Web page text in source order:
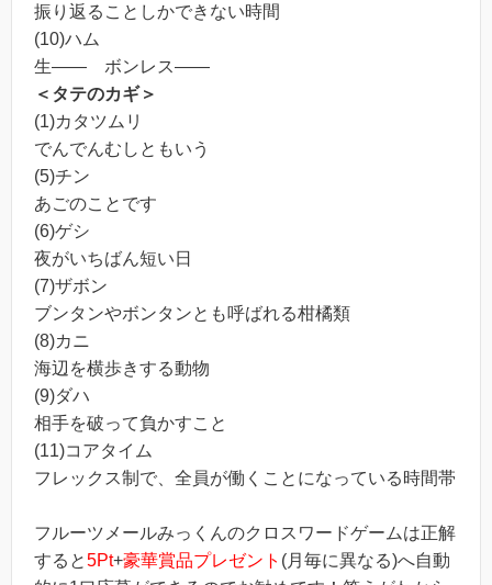
振り返ることしかできない時間
(10)ハム
生―― ボンレス――
＜タテのカギ＞
(1)カタツムリ
でんでんむしともいう
(5)チン
あごのことです
(6)ゲシ
夜がいちばん短い日
(7)ザボン
ブンタンやボンタンとも呼ばれる柑橘類
(8)カニ
海辺を横歩きする動物
(9)ダハ
相手を破って負かすこと
(11)コアタイム
フレックス制で、全員が働くことになっている時間帯
フルーツメールみっくんのクロスワードゲームは正解
すると5Pt+豪華賞品プレゼント (月毎に異なる)へ自動